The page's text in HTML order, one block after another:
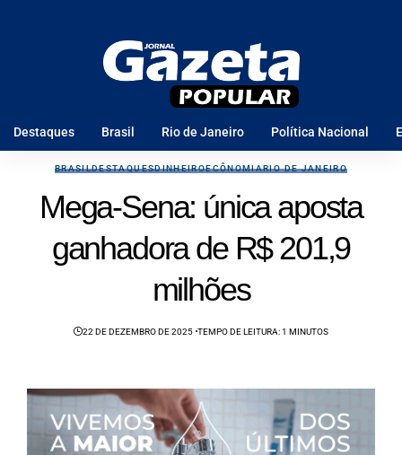
Destaques Brasil Rio de Janeiro Política Nacional
BRASILDESTAQUESDINHEIROECÔNOMIARIO DE JANEIRO
Mega-Sena: única aposta
ganhadora de R$ 201,9
milhões
22 DE DEZEMBRO DE 2025 TEMPO DE LEITURA: 1 MINUTOS